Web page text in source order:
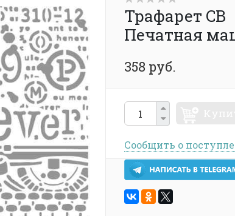
Трафарет CB
Печатная
358 руб.
Сообщить о